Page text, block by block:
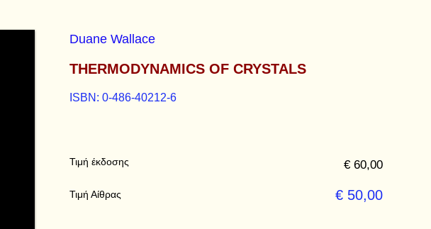
Duane Wallace
THERMODYNAMICS OF CRYSTALS
ISBN: 0-486-40212-6
Τιμή έκδοσης
Τιμή Αίθρας
€ 60,00
€ 50,00